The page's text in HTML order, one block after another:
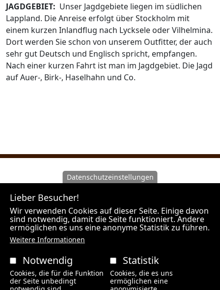
JAGDGEBIET: Unser Jagdgebiete liegen im südlichen
Lappland. Die Anreise erfolgt über Stockholm mit
einem kurzen Inlandflug nach Lycksele oder Vilhelmina.
Dort werden Sie schon von unserem Outfitter, der auch
sehr gut Deutsch und Englisch spricht, empfangen.
Nach einer kurzen Fahrt ist man im Jagdgebiet. Die Jagd
auf Auer-, Birk-, Haselhahn und Co.
Wir machen Sie darauf aufmerksam, dass Hunt Experts
als Vermittler agiert und nicht Veranstalter der
angebotenen Reisen ist. Unsere Outfitter sind
Veranstalter der Jagdreisen und es gelten die Rechte
des jeweiligen Landes in welchem der Outfitter seinen
Firmensitz hat.
HUNT EXPERTS / BÜRO WIEN / Spechtgasse 4 / 2384
Breitenfurt bei Wien
Datenschutzeinstellungen
Lieber Besucher!
Wir verwenden Cookies auf dieser Seite. Einige davon
sind notwendig, damit die Seite funktioniert. Andere
ermöglichen es uns eine anonyme Statistik zu führen.
Weitere Informationen
Notwendig
Cookies, die für die Funktion
der Seite unbedingt
Statistik
Cookies, die es uns
ermöglichen eine